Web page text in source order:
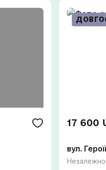
17 600
вул.